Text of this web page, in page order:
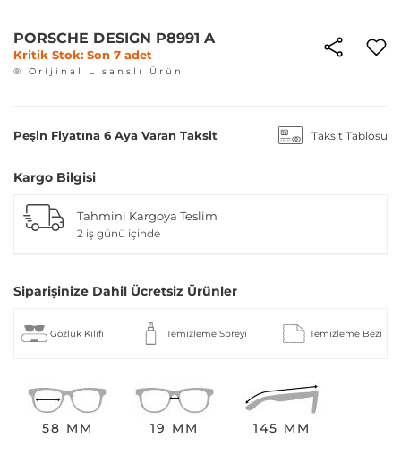
PORSCHE DESIGN P8991 A
Kritik Stok: Son 7 adet
® Orijinal Lisanslı Ürün
Peşin Fiyatına 6 Aya Varan Taksit Taksit Tablosu
Kargo Bilgisi
Tahmini Kargoya Teslim
2 iş günü içinde
Siparişinize Dahil Ücretsiz Ürünler
Gözlük Kılıfı Temizleme Spreyi Temizleme Bezi
58 MM 19 MM 145 MM